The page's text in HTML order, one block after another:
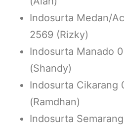
Indosurta Medan/
2569 (Rizky)
Indosurta Manado
(Shandy)
Indosurta Cikarang
(Ramdhan)
Indosurta